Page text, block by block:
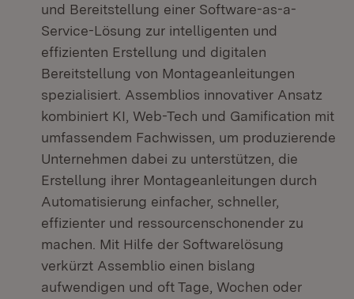
und Bereitstellung einer Software-as-a-
Service-Lösung zur intelligenten und
effizienten Erstellung und digitalen
Bereitstellung von Montageanleitungen
spezialisiert. Assemblios innovativer Ansatz
kombiniert KI, Web-Tech und Gamification mit
umfassendem Fachwissen, um produzierende
Unternehmen dabei zu unterstützen, die
Erstellung ihrer Montageanleitungen durch
Automatisierung einfacher, schneller,
effizienter und ressourcenschonender zu
machen. Mit Hilfe der Softwarelösung
verkürzt Assemblio einen bislang
aufwendigen und oft Tage, Wochen oder